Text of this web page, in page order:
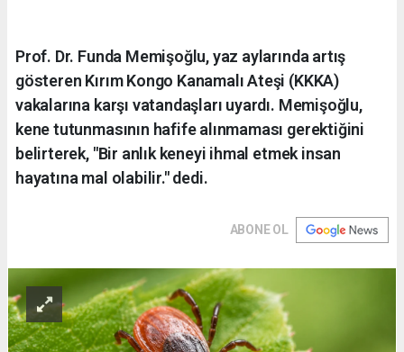
Prof. Dr. Funda Memişoğlu, yaz aylarında artış
gösteren Kırım Kongo Kanamalı Ateşi (KKKA)
vakalarına karşı vatandaşları uyardı. Memişoğlu,
kene tutunmasının hafife alınmaması gerektiğini
belirterek, "Bir anlık keneyi ihmal etmek insan
hayatına mal olabilir." dedi.
ABONE OL